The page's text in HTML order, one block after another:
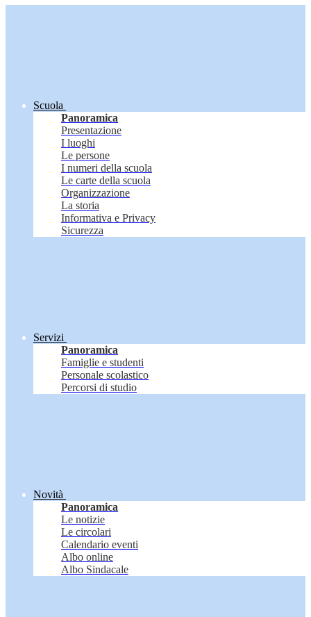
Scuola
Panoramica
Presentazione
I luoghi
Le persone
I numeri della scuola
Le carte della scuola
Organizzazione
La storia
Informativa e Privacy
Sicurezza
Servizi
Panoramica
Famiglie e studenti
Personale scolastico
Percorsi di studio
Novità
Panoramica
Le notizie
Le circolari
Calendario eventi
Albo online
Albo Sindacale